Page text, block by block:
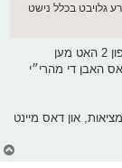
גלויבט בכלל נישט
דא האט קיינער נישט געשריבען אז 4 איז נישט ריכטיג און פון 2 האט מען
איז געווען איבער 1 וואס דאס האבן די מהרי״י
און דאס מיינט